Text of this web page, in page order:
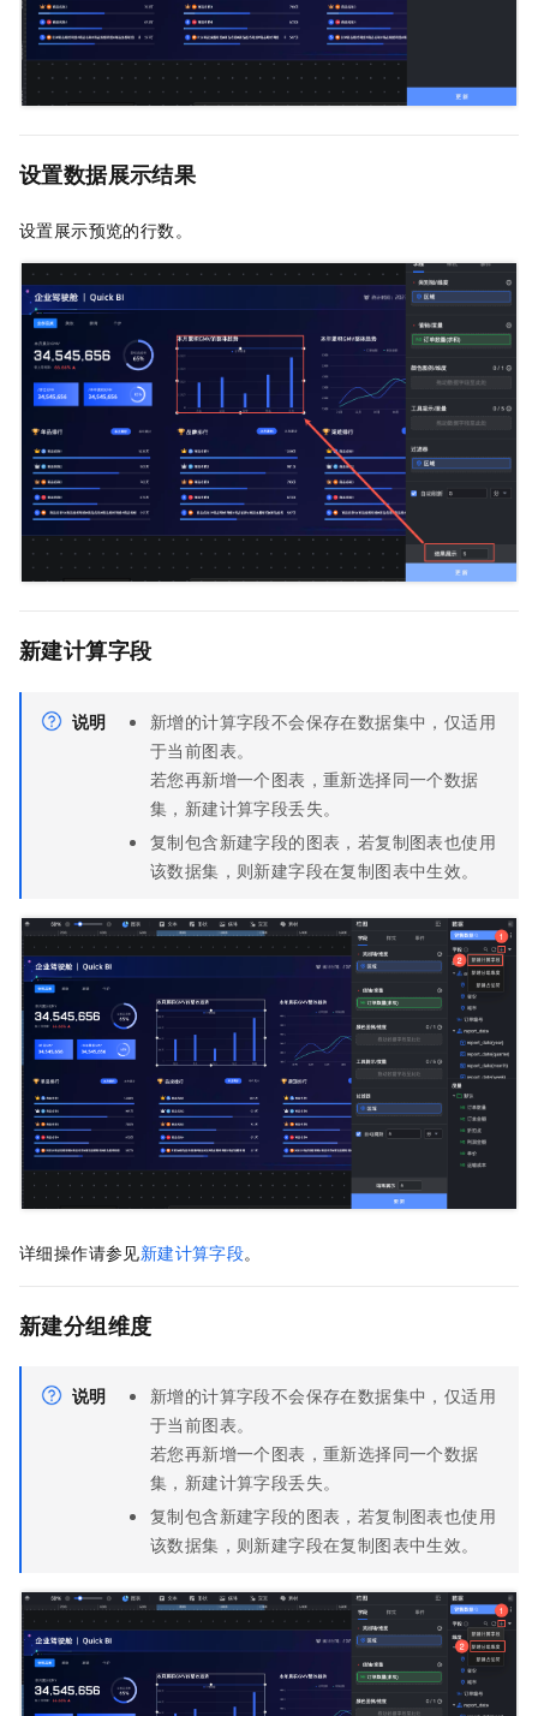
设置数据展示结果
设置展示预览的行数。
新建计算字段
说明
新增的计算字段不会保存在数据集中，仅适用
于当前图表。
若您再新增一个图表，重新选择同一个数据
集，新建计算字段丢失。
复制包含新建字段的图表，若复制图表也使用
该数据集，则新建字段在复制图表中生效。
详细操作请参见新建计算字段。
新建分组维度
说明
新增的计算字段不会保存在数据集中，仅适用
于当前图表。
若您再新增一个图表，重新选择同一个数据
集，新建计算字段丢失。
复制包含新建字段的图表，若复制图表也使用
该数据集，则新建字段在复制图表中生效。